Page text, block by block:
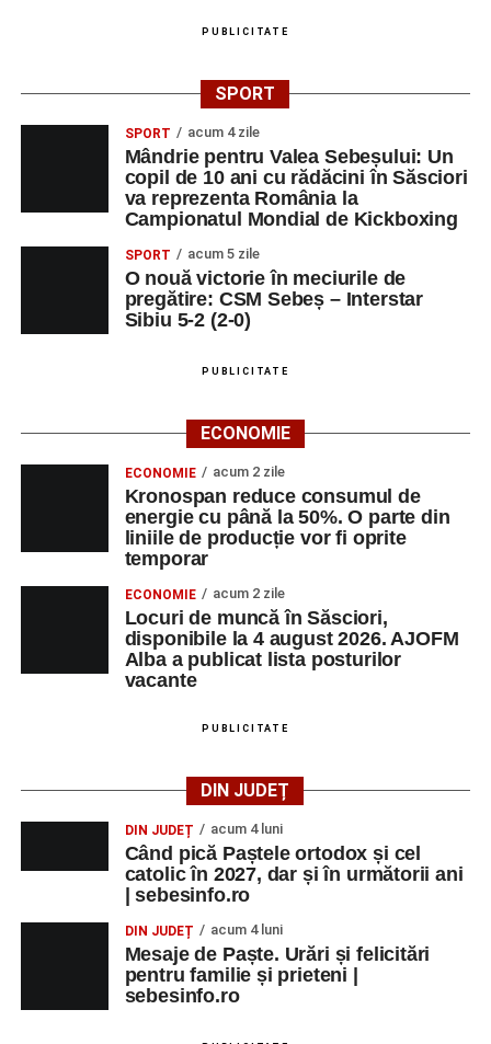
PUBLICITATE
SPORT
SPORT acum 4 zile
Mândrie pentru Valea Sebeșului: Un
copil de 10 ani cu rădăcini în Săsciori
va reprezenta România la
Campionatul Mondial de Kickboxing
SPORT acum 5 zile
O nouă victorie în meciurile de
pregătire: CSM Sebeș – Interstar
Sibiu 5-2 (2-0)
PUBLICITATE
ECONOMIE
ECONOMIE acum 2 zile
Kronospan reduce consumul de
energie cu până la 50%. O parte din
liniile de producție vor fi oprite
temporar
ECONOMIE acum 2 zile
Locuri de muncă în Săsciori,
disponibile la 4 august 2026. AJOFM
Alba a publicat lista posturilor
vacante
PUBLICITATE
DIN JUDEȚ
DIN JUDEȚ acum 4 luni
Când pică Paștele ortodox și cel
catolic în 2027, dar și în următorii ani
| sebesinfo.ro
DIN JUDEȚ acum 4 luni
Mesaje de Paște. Urări și felicitări
pentru familie și prieteni |
sebesinfo.ro